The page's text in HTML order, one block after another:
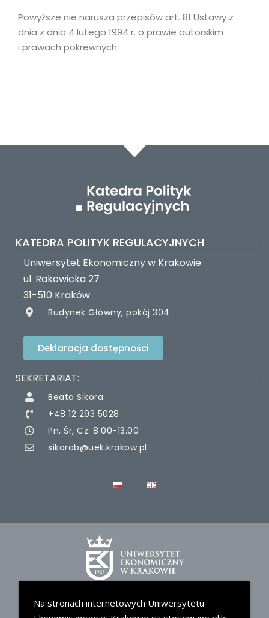
Powyższe nie narusza przepisów art. 81 Ustawy z
dnia z dnia 4 lutego 1994 r. o prawie autorskim
i prawach pokrewnych
KATEDRA POLITYK REGULACYJNYCH
Uniwersytet Ekonomiczny w Krakowie
ul. Rakowicka 27
31-510 Kraków
Budynek Główny, pokój 304
Deklaracja dostępności
SEKRETARIAT:
Beata Sikora
+48 12 293 5028
Pn, Śr, Cz: 8.00-13.00
sikorab@uek.krakow.pl
Na stronach internetowych Uniwersytetu